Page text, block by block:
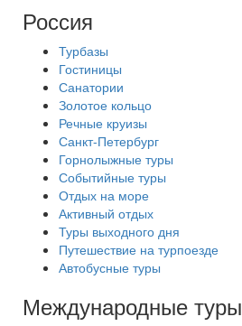
Россия
Турбазы
Гостиницы
Санатории
Золотое кольцо
Речные круизы
Санкт-Петербург
Горнолыжные туры
Событийные туры
Отдых на море
Активный отдых
Туры выходного дня
Путешествие на турпоезде
Автобусные туры
Международные туры